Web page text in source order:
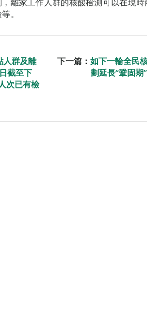
。
人群及離
截至下
次已有檢
下一篇： 如下一輪全民
劃延長“鞏固期